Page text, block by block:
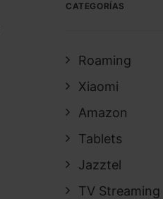
CATEGORÍAS
Roaming
Xiaomi
Amazon
Tablets
Jazztel
TV Streaming